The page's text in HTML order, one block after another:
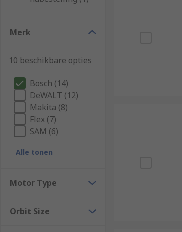
Merk
10 beschikbare opties
Bosch (14)
DeWALT (12)
Makita (8)
Flex (7)
SAM (6)
Alle tonen
Motor Type
Orbit Size